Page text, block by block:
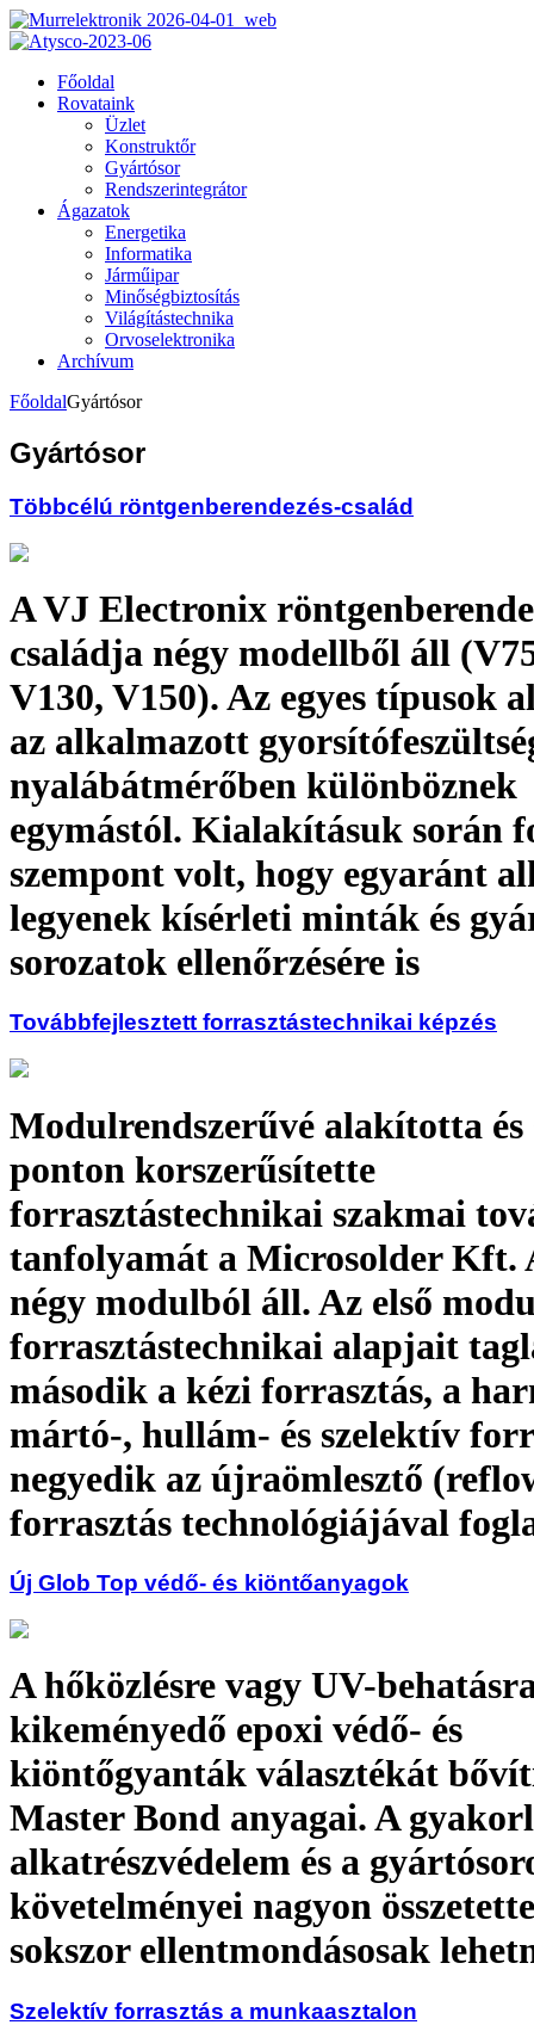
Főoldal
Rovataink
Üzlet
Konstruktőr
Gyártósor
Rendszerintegrátor
Ágazatok
Energetika
Informatika
Járműipar
Minőségbiztosítás
Világítástechnika
Orvoselektronika
Archívum
FőoldalGyártósor
Gyártósor
Többcélú röntgenberendezés-család
A VJ Electronix
családja négy modellből áll
V130, V150). Az egyes típusok
az alkalmazott
nyalábátmérőben különböznek
egymástól. Kialakításuk során
szempont volt, hogy egyaránt
legyenek kísérleti minták és
sorozatok ellenőrzésére is
Továbbfejlesztett forrasztástechnikai képzés
Modulrendszerűvé alakította és
ponton korszerűsítette
forrasztástechnikai szakmai
tanfolyamát a Microsolder Kft.
négy modulból áll. Az első
forrasztástechnikai alapjait
második a kézi forrasztás, a
mártó-, hullám- és szelektív
negyedik az újraömlesztő
forrasztás technológiájával
Új Glob Top védő- és kiöntőanyagok
A hőközlésre vagy UV-
kikeményedő epoxi védő- és
kiöntőgyanták választékát
Master Bond anyagai. A
alkatrészvédelem és a
követelményei nagyon
sokszor ellentmondásosak
Szelektív forrasztás a munkaasztalon